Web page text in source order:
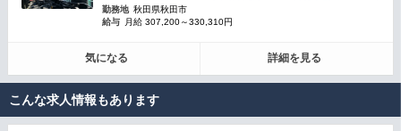
勤務地 秋田県秋田市
給与
月給 307,200～330,310円
気になる 詳細を見る
こんな求人情報もあります